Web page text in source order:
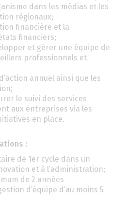
dans les médias et les
régionaux;
financière et la
financiers;
et gérer une équipe de
professionnels et
annuel ainsi que les
le suivi des services
aux entreprises via les
en place.
:
de 1er cycle dans un
et à l’administration;
de 2 années
d’équipe d’au moins 5